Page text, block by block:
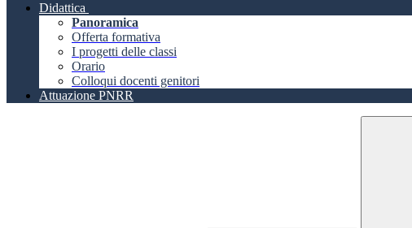
Didattica
Panoramica
Offerta formativa
I progetti delle classi
Orario
Colloqui docenti genitori
Attuazione PNRR